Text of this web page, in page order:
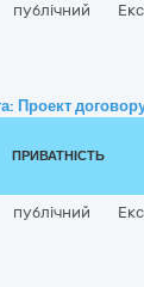
публічний
Проект
ПРИВАТНІСТЬ
публічний